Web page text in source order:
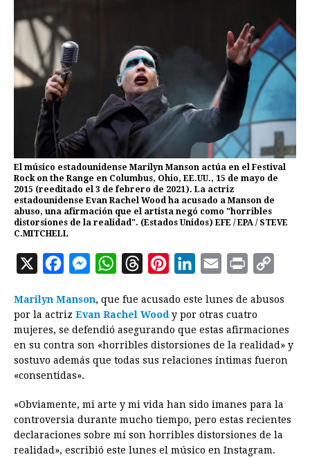
El músico estadounidense Marilyn Manson actúa en el Festival
Rock on the Range en Columbus, Ohio, EE.UU., 15 de mayo de
2015 (reeditado el 3 de febrero de 2021). La actriz
estadounidense Evan Rachel Wood ha acusado a Manson de
abuso, una afirmación que el artista negó como "horribles
distorsiones de la realidad". (Estados Unidos) EFE / EPA / STEVE
C.MITCHELL
X
c
e
b
o
k
M
s
s
e
n
e
r
W
a
t
s
A
p
r
e
a
d
n
t
e
r
s
t
n
k
e
d
n
a
i
l
i
n
t
p
y
L
i
k
Marilyn Manson, que fue acusado este lunes de abusos
por la actriz Evan Rachel Woody por otras cuatro
mujeres, se defendió asegurando que estas afirmaciones
en su contra son «horribles distorsiones de la realidad» y
sostuvo además que todas sus relaciones íntimas fueron
«consentidas».
«Obviamente, mi arte y mi vida han sido imanes para la
controversia durante mucho tiempo, pero estas recientes
declaraciones sobre mí son horribles distorsiones de la
realidad», escribió este lunes el músico en Instagram.